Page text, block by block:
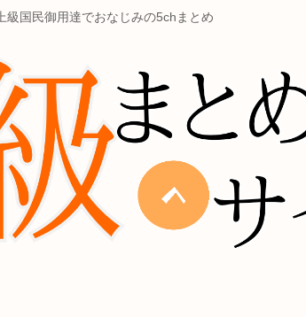
上級国民御用達でおなじみの5chまとめ